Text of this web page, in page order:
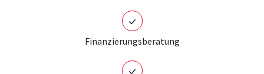
Finanzierungsberatung